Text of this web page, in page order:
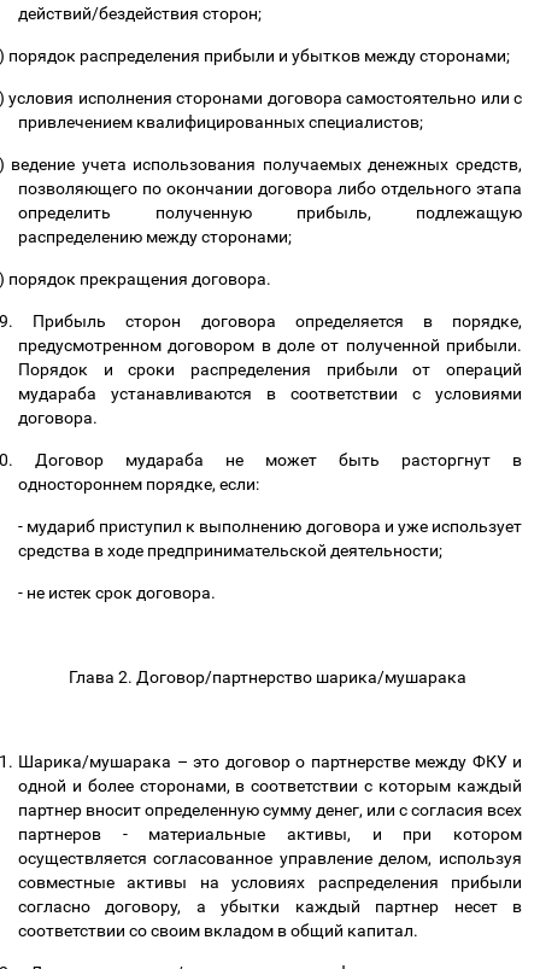
действий/бездействия сторон;
порядок распределения прибыли и убытков между сторонами;
условия исполнения сторонами договора самостоятельно или с
привлечением квалифицированных специалистов;
ведение учета использования получаемых денежных средств,
позволяющего по окончании договора либо отдельного этапа
определить полученную прибыль, подлежащую
распределению между сторонами;
порядок прекращения договора.
Прибыль сторон договора определяется в порядке,
предусмотренном договором в доле от полученной прибыли.
Порядок и сроки распределения прибыли от операций
мудараба устанавливаются в соответствии с условиями
договора.
Договор мудараба не может быть расторгнут в
одностороннем порядке, если:
- мудариб приступил к выполнению договора и уже использует
средства в ходе предпринимательской деятельности;
- не истек срок договора.
Глава 2. Договор/партнерство шарика/мушарака
Шарика/мушарака – это договор о партнерстве между ФКУ и
одной и более сторонами, в соответствии с которым каждый
партнер вносит определенную сумму денег, или с согласия всех
партнеров - материальные активы, и при котором
осуществляется согласованное управление делом, используя
совместные активы на условиях распределения прибыли
согласно договору, а убытки каждый партнер несет в
соответствии со своим вкладом в общий капитал.